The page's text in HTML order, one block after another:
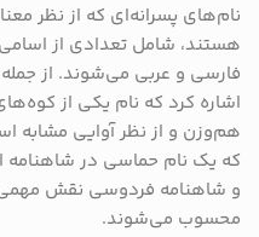
نام‌های پسرانه‌ای که از نظر
هستند، شامل تعدادی از
فارسی و عربی می‌شوند. از
اشاره کرد که نام یکی از
هم‌وزن و از نظر آوایی مشابه
که یک نام حماسی در شاهنامه
و شاهنامه فردوسی نقش مهمی
محسوب می‌شوند.